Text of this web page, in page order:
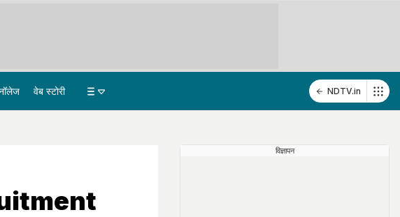
वेब स्टोरी NDTV.in
विज्ञापन